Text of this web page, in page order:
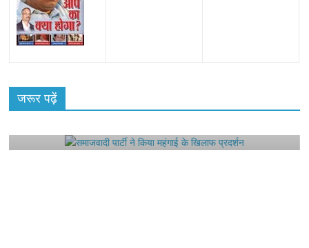
जरूर पढ़ें
राजनीतिक
समाजवादी पार्टी ने किया महंगाई के खिलाफ प्रदर्शन